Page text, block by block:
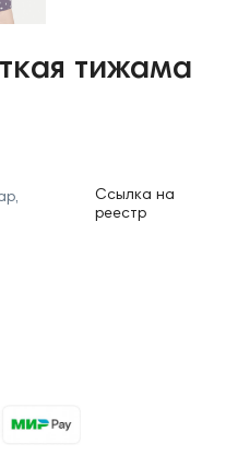
тижама
Ссылка на
реестр